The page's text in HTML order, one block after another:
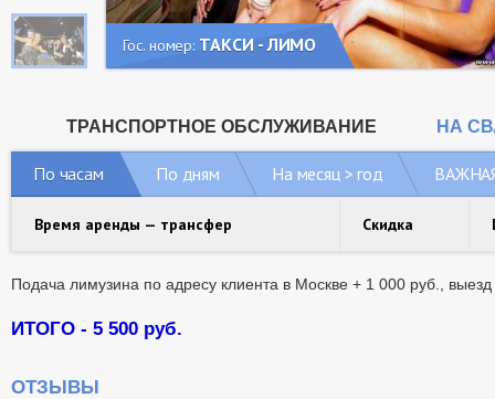
Гос. номер: ТАКСИ - ЛИМО
ТРАНСПОРТНОЕ ОБСЛУЖИВАНИЕ НА
По часам По дням На месяц > год
Время аренды — трансфер Скидка
Подача лимузина по адресу клиента в Москве + 1 000 руб.,
ИТОГО - 5 500 руб.
ОТЗЫВЫ